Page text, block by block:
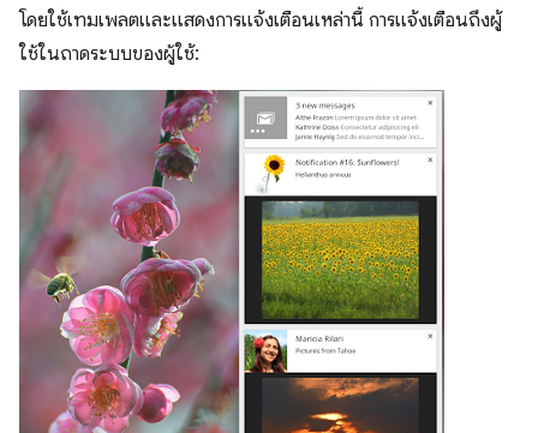
โดยใช้เทมเพลตและแสดงการแจ้งเตือนเหล่านี้ การแจ้งเตือนถึงผู้
ใช้ในถาดระบบของผู้ใช้: